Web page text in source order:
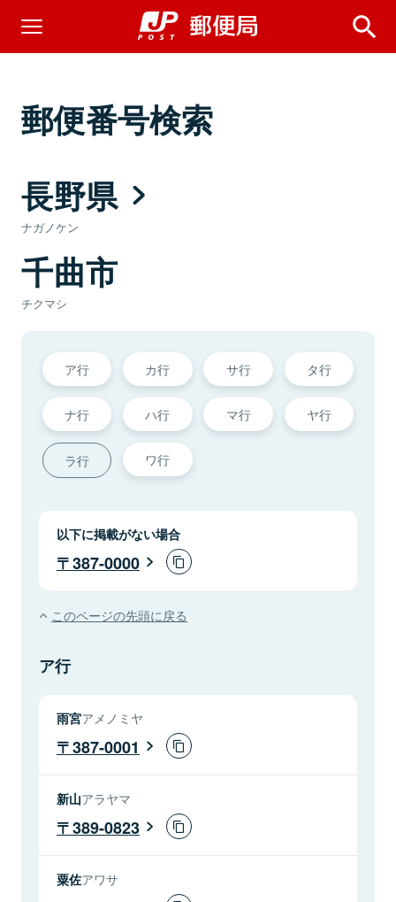
郵便番号検索
長野県
ナガノケン
千曲市
チクマシ
ア行 カ行 サ行 タ行
ナ行 ハ行 マ行 ヤ行
ラ行 ワ行
以下に掲載がない場合
387-0000
このページの先頭に戻る
ア行
雨宮アメノミヤ
387-0001
新山アラヤマ
389-0823
粟佐アワサ